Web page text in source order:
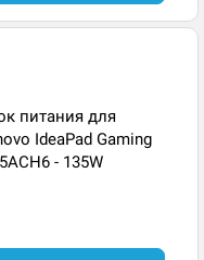
питания для
IdeaPad Gaming
- 135W